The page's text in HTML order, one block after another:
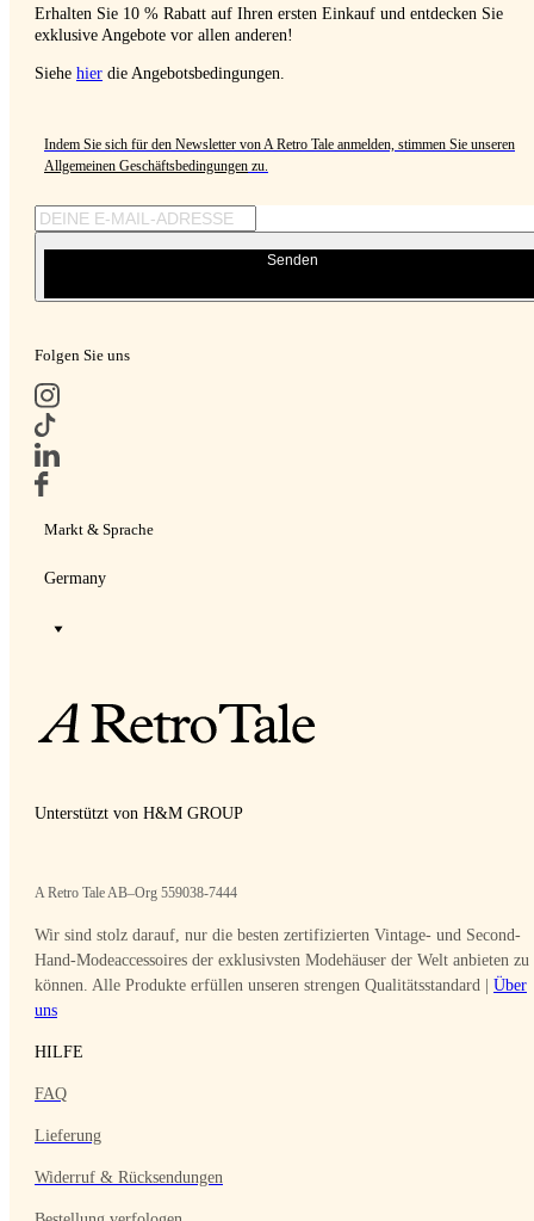
Erhalten Sie 10 % Rabatt auf Ihren ersten Einkauf und entdecken Sie
exklusive Angebote vor allen anderen!
Siehe hier die Angebotsbedingungen.
Indem Sie sich für den Newsletter von A Retro Tale anmelden, stimmen Sie unseren
Allgemeinen Geschäftsbedingungen zu.
Senden
Folgen Sie uns
Markt & Sprache
Germany
Unterstützt von H&M GROUP
A Retro Tale AB–Org 559038-7444
Wir sind stolz darauf, nur die besten zertifizierten Vintage- und Second-
Hand-Modeaccessoires der exklusivsten Modehäuser der Welt anbieten zu
können. Alle Produkte erfüllen unseren strengen Qualitätsstandard | Über
uns
HILFE
FAQ
Lieferung
Widerruf & Rücksendungen